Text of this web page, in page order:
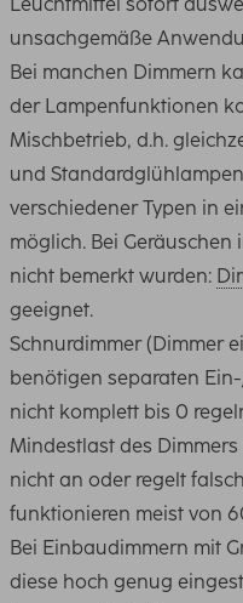
unsachgemäße
Bei manchen Dimmern
der Lampenfunktionen
Mischbetrieb, d.h.
und
verschiedener Typen in
möglich. Bei
nicht bemerkt wurden:
geeignet.
Schnurdimmer (Dimmer
benötigen separaten
nicht komplett bis 0
Mindestlast des
nicht an oder regelt
funktionieren meist von
Bei Einbaudimmern mit
diese hoch genug